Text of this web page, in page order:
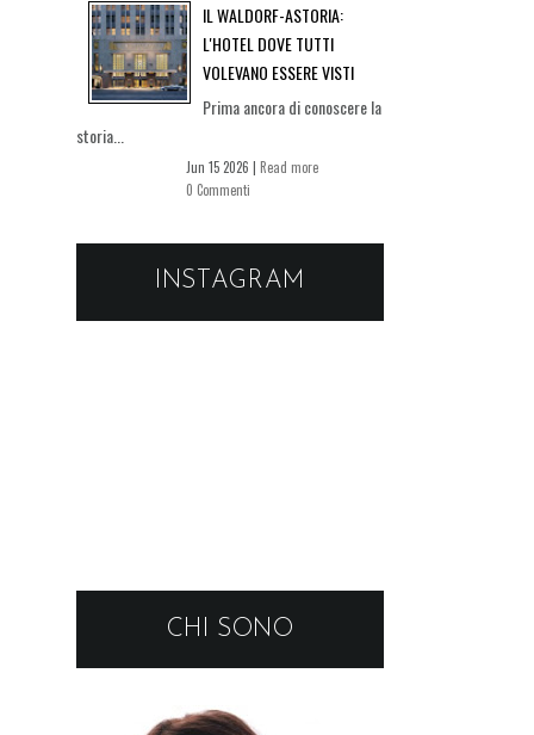
IL WALDORF-ASTORIA:
L'HOTEL DOVE TUTTI
VOLEVANO ESSERE VISTI
Prima ancora di conoscere la
storia...
Jun 15 2026 | Read more
0 Commenti
INSTAGRAM
CHI SONO